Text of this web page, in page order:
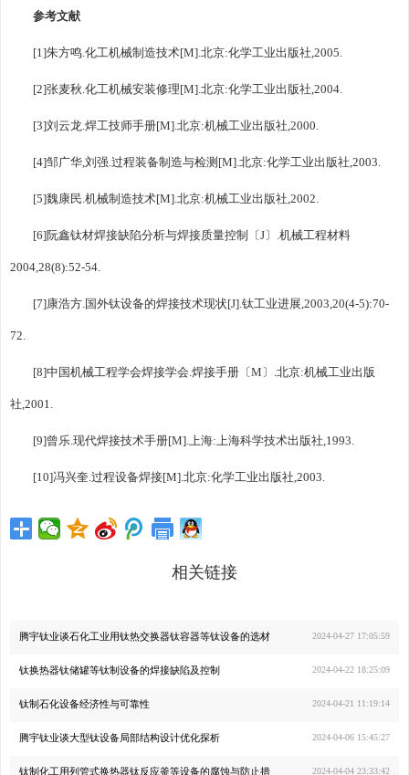
参考文献
[1]朱方鸣.化工机械制造技术[M].北京:化学工业出版社,2005.
[2]张麦秋.化工机械安装修理[M].北京:化学工业出版社,2004.
[3]刘云龙.焊工技师手册[M].北京:机械工业出版社,2000.
[4]邹广华,刘强.过程装备制造与检测[M].北京:化学工业出版社,2003.
[5]魏康民.机械制造技术[M].北京:机械工业出版社,2002.
[6]阮鑫钛材焊接缺陷分析与焊接质量控制〔J〕.机械工程材料
2004,28(8):52-54.
[7]康浩方.国外钛设备的焊接技术现状[J].钛工业进展,2003,20(4-5):70-
72.
[8]中国机械工程学会焊接学会.焊接手册〔M〕.北京:机械工业出版
社,2001.
[9]曾乐.现代焊接技术手册[M].上海:上海科学技术出版社,1993.
[10]冯兴奎.过程设备焊接[M].北京:化学工业出版社,2003.
相关链接
2024-04-27 17:05:59
腾宇钛业谈石化工业用钛热交换器钛容器等钛设备的选材
2024-04-22 18:25:09
钛换热器钛储罐等钛制设备的焊接缺陷及控制
2024-04-21 11:19:14
钛制石化设备经济性与可靠性
2024-04-06 15:45:27
腾宇钛业谈大型钛设备局部结构设计优化探析
2024-04-04 23:33:42
钛制化工用列管式换热器钛反应釜等设备的腐蚀与防止措